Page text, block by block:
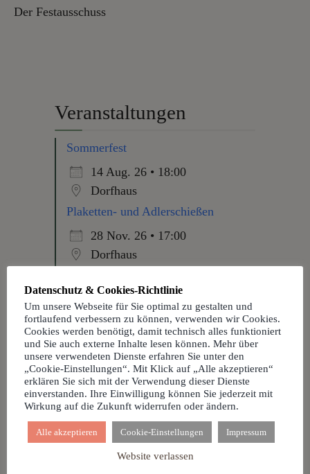
Der Festausschuss
Veranstaltungen
Sommerfest
14 Aug. 26 • 18:00
Dorfhaus
Plaketten- und Adlerschießen
28 Nov. 26 • 17:00
Dorfhaus
10 Dez. 26 • 14:30
Dorfhaus
Nachbarschaftsfest
29 Dez. 26 • 18:00
Dorfhaus
Silvesterparty 2026
31 Dez. 26 • 19:00
Dorfhaus
Datenschutz & Cookies-Richtlinie
Um unsere Webseite für Sie optimal zu gestalten und
fortlaufend verbessern zu können, verwenden wir Cookies.
Cookies werden benötigt, damit technisch alles funktioniert
und Sie auch externe Inhalte lesen können. Mehr über
unsere verwendeten Dienste erfahren Sie unter den
„Cookie-Einstellungen“. Mit Klick auf „Alle akzeptieren“
erklären Sie sich mit der Verwendung dieser Dienste
einverstanden. Ihre Einwilligung können Sie jederzeit mit
Wirkung auf die Zukunft widerrufen oder ändern.
Alle akzeptieren Cookie-Einstellungen Impressum
Website verlassen